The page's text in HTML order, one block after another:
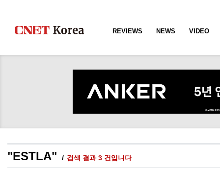
REVIEWS NEWS VIDEO
"ESTLA" 검색 결과 3 건입니다